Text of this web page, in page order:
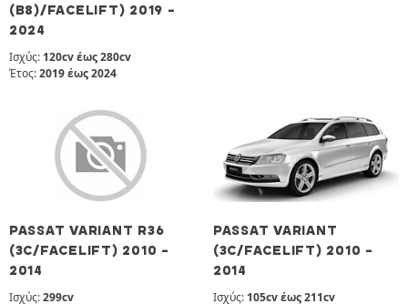
(B8)/FACELIFT) 2019 -
2024
Ισχύς: 120cv έως 280cv
Έτος:2019 έως 2024
PASSAT VARIANT R36
(3C/FACELIFT) 2010 -
2014
Ισχύς:299cv
PASSAT VARIANT
(3C/FACELIFT) 2010 -
2014
Ισχύς: 105cv έως 211cv